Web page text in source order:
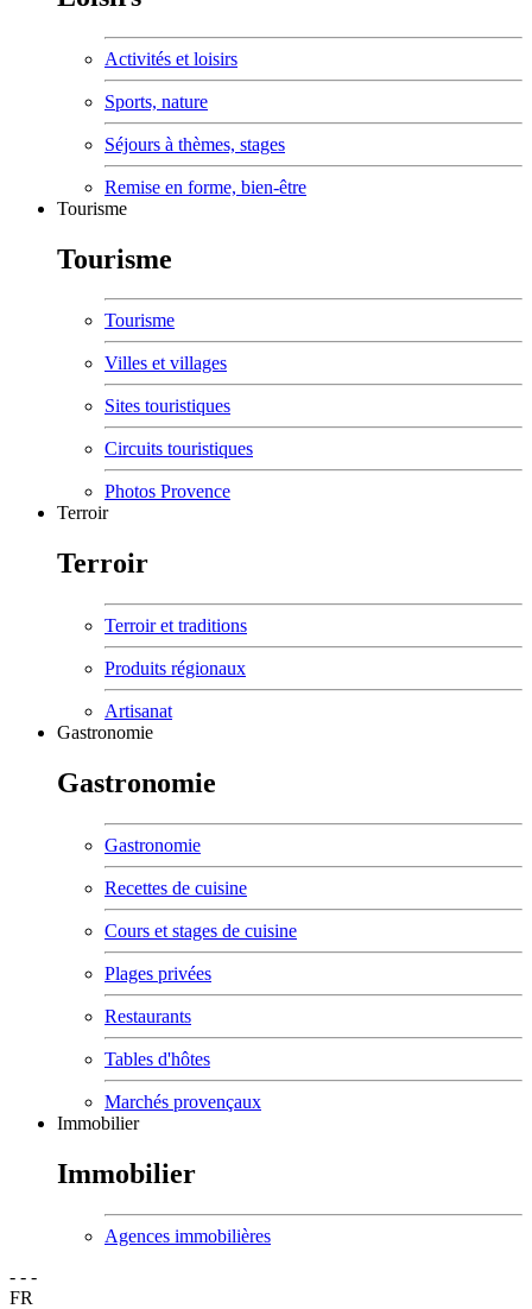
Activités et loisirs
Sports, nature
Séjours à thèmes, stages
Remise en forme, bien-être
Tourisme
Tourisme
Tourisme
Villes et villages
Sites touristiques
Circuits touristiques
Photos Provence
Terroir
Terroir
Terroir et traditions
Produits régionaux
Artisanat
Gastronomie
Gastronomie
Gastronomie
Recettes de cuisine
Cours et stages de cuisine
Plages privées
Restaurants
Tables d'hôtes
Marchés provençaux
Immobilier
Immobilier
Agences immobilières
- - -
FR